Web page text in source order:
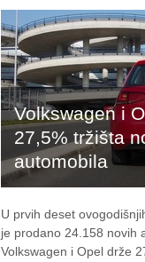
Volkswagen i
27,5% tržišta
automobila
U prvih deset
je prodano 24.158 novih
Volkswagen i Opel drže